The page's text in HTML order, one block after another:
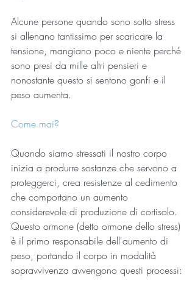
Alcune persone quando sono sotto stress
si allenano tantissimo per scaricare la
tensione, mangiano poco e niente perché
sono presi da mille altri pensieri e
nonostante questo si sentono gonfi e il
peso aumenta.
Come mai?
Quando siamo stressati il nostro corpo
inizia a produrre sostanze che servono a
proteggerci, crea resistenze al cedimento
che comportano un aumento
considerevole di produzione di cortisolo.
Questo ormone (detto ormone dello stress)
è il primo responsabile dell'aumento di
peso, portando il corpo in modalità
sopravvivenza avvengono questi processi: